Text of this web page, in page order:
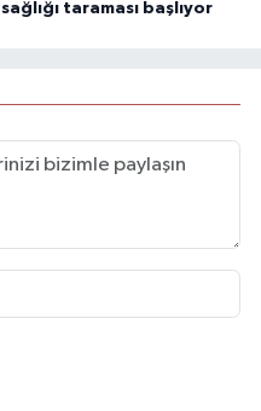
sağlığı taraması başlıyor